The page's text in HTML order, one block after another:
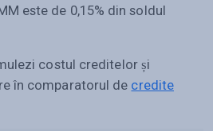
este de 0,15% din soldul
costul creditelor și
în comparatorul de credite